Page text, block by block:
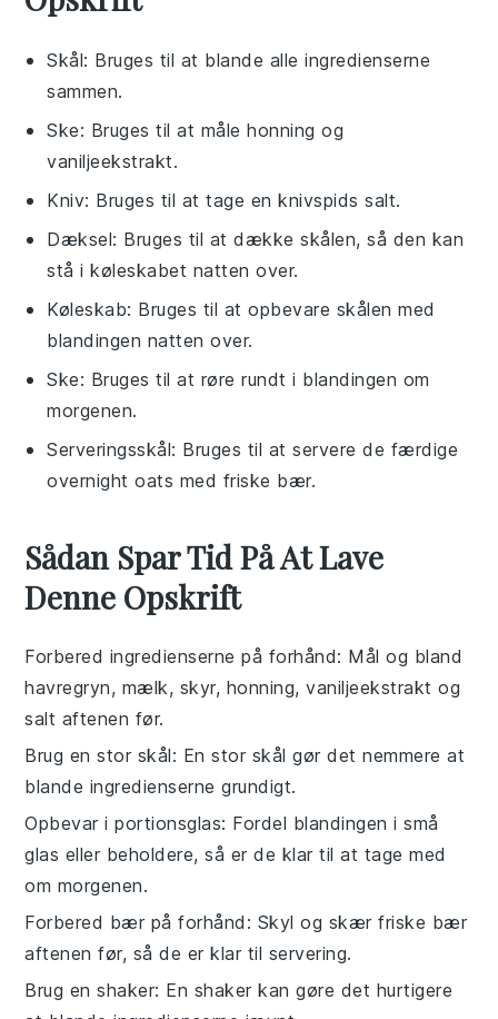
Skål: Bruges til at blande alle ingredienserne
sammen.
Ske: Bruges til at måle honning og
vaniljeekstrakt.
Kniv: Bruges til at tage en knivspids salt.
Dæksel: Bruges til at dække skålen, så den kan
stå i køleskabet natten over.
Køleskab: Bruges til at opbevare skålen med
blandingen natten over.
Ske: Bruges til at røre rundt i blandingen om
morgenen.
Serveringsskål: Bruges til at servere de færdige
overnight oats med friske bær.
Sådan Spar Tid På At Lave
Denne Opskrift
Forbered ingredienserne på forhånd: Mål og bland
havregryn, mælk, skyr, honning,vaniljeekstrakt og
salt aftenen før.
Brug en stor skål: En stor skål gør det nemmere at
blande ingredienserne grundigt.
Opbevar i portionsglas: Fordel blandingen i små
glas eller beholdere, så er de klar til at tage med
om morgenen.
Forbered bær på forhånd : Skyl og skærfriske bær
aftenen før, så de er klar til servering.
Brug en shaker: En shaker kan gøre det hurtigere